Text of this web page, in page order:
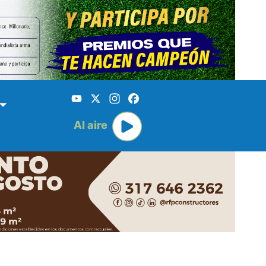
YouTube
X Instagram
Al aire